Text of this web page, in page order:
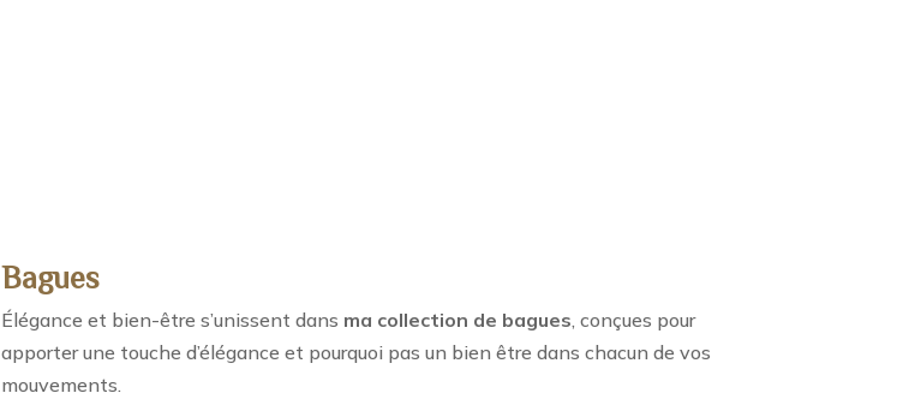
Bagues
Élégance et bien-être s’unissent dans ma collection de bagues , conçues pour
apporter une touche d’élégance et pourquoi pas un bien être dans chacun de vos
mouvements.